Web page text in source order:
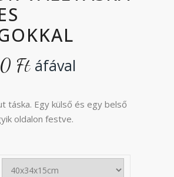
Ft áfával
táska. Egy külső és egy belső
oldalon festve.